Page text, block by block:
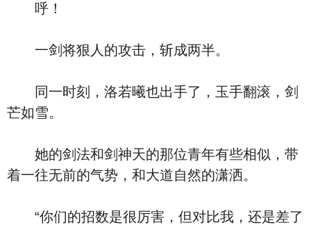
呼！
一剑将狠人的攻击，斩成两半。
同一时刻，洛若曦也出手了，玉手翻滚，剑
芒如雪。
她的剑法和剑神天的那位青年有些相似，带
着一往无前的气势，和大道自然的潇洒。
“你们的招数是很厉害，但对比我，还是差了